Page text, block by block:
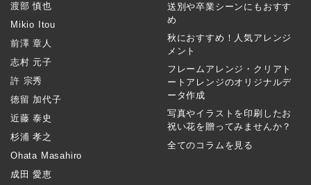
渡部 慎也
Mikio Itou
前澤 章人
志村 元子
許 宗秀
徳留 加代子
近藤 泰史
杉浦 孝之
Ohata Masahiro
成田 愛恵
送別や卒業シーンにもおすす
め
秋におすすめ！人気アレンジ
メント
フレームアレンジ・クリアト
ートアレンジのオリジナルデ
ータ作成
写真やイラストを印刷したお
祝い花を贈ってみませんか？
全てのコラムを見る